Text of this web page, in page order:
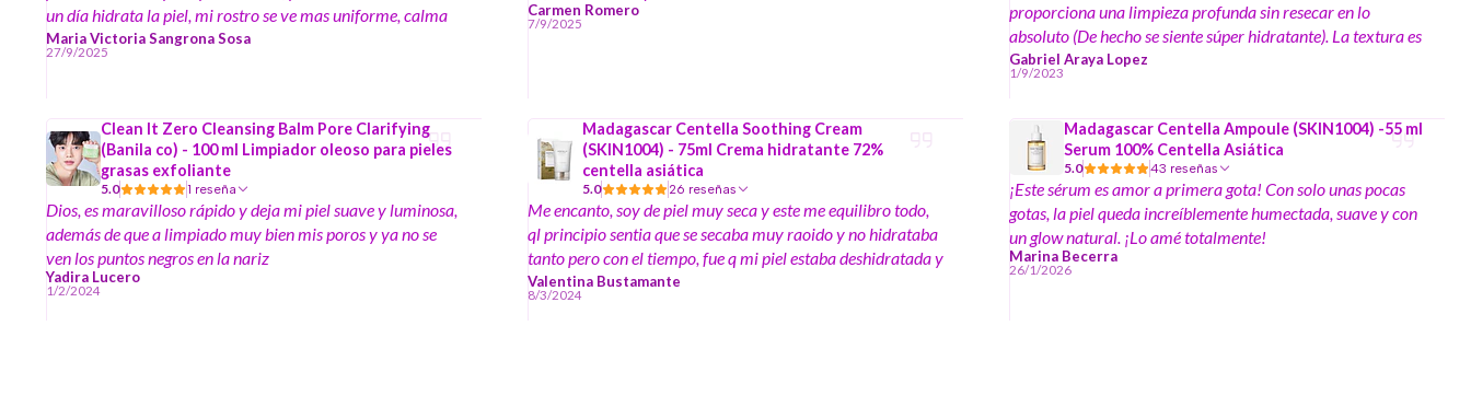
un día hidrata la piel, mi rostro se ve mas uniforme, calma
los rojeces y la irritación sobre todo ahora que empieza el
sol muy fuerte
Maria Victoria Sangrona Sosa
27/9/2025
Carmen Romero
7/9/2025
proporciona una limpieza profunda sin resecar en lo
absoluto (De hecho se siente súper hidratante). La textura es
súper ligera y emulsiona muy bien. A ayudado a reducir la
sensibilidad de mi piel y a recuperar su barrera protectora
Gabriel Araya Lopez
1/9/2023
Clean It Zero Cleansing Balm Pore Clarifying
(Banila co) - 100 ml Limpiador oleoso para pieles
grasas exfoliante
5.0 1 reseña
Dios, es maravilloso rápido y deja mi piel suave y luminosa,
además de que a limpiado muy bien mis poros y ya no se
ven los puntos negros en la nariz
Yadira Lucero
1/2/2024
Madagascar Centella Soothing Cream
(SKIN1004) - 75ml Crema hidratante 72%
centella asiática
5.0 26 reseñas
Me encanto, soy de piel muy seca y este me equilibro todo,
ql principio sentia que se secaba muy raoido y no hidrataba
tanto pero con el tiempo, fue q mi piel estaba deshidratada y
por eso la sensacion, al rato q lo ocupe vi mi piel controlada
ilumunada suave y hermosa recomendado (Soy piel con
Valentina Bustamante
8/3/2024
Madagascar Centella Ampoule (SKIN1004) -55 ml
Serum 100% Centella Asiática
5.0 43 reseñas
¡Este sérum es amor a primera gota! Con solo unas pocas
gotas, la piel queda increíblemente humectada, suave y con
un glow natural. ¡Lo amé totalmente!
Marina Becerra
26/1/2026